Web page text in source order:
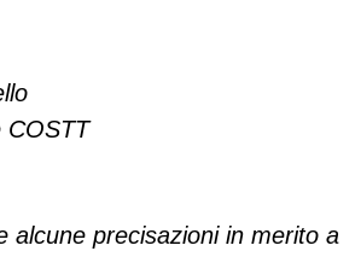
COSTT
alcune precisazioni in merito a